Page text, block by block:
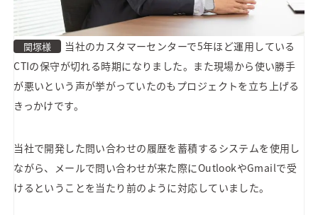
関塚様
当社のカスタマーセンターで5年ほど運用している
CTIの保守が切れる時期になりました。また現場から使い勝手
が悪いという声が挙がっていたのもプロジェクトを立ち上げる
きっかけです。
当社で開発した問い合わせの履歴を蓄積するシステムを使用し
ながら、メールで問い合わせが来た際にOutlookやGmailで受
けるということを当たり前のように対応していました。